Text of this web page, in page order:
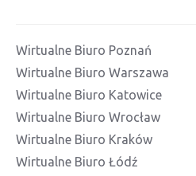
Wirtualne Biuro Poznań
Wirtualne Biuro Warszawa
Wirtualne Biuro Katowice
Wirtualne Biuro Wrocław
Wirtualne Biuro Kraków
Wirtualne Biuro Łódź